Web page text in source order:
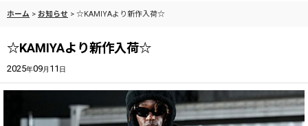
ホーム > お知らせ > ☆KAMIYAより新作入荷☆
☆KAMIYAより新作入荷☆
2025年09月 11 日